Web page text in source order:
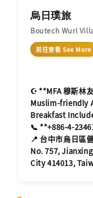
烏日璞旅
Boutech Wuri
前往查看 See More
☪️ **MFA 穆斯林
Muslim-friendly
Breakfast
📞 **+886-4-
📍 台中市烏日區
No. 757,
City 414013,